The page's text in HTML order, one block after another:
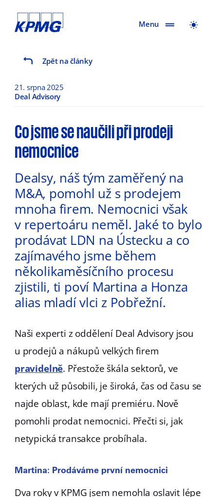
Menu
Zpět na články
21. srpna 2025
Deal Advisory
Co jsme se naučili při prodeji
nemocnice
Dealsy, náš tým zaměřený na
M&A, pomohl už s prodejem
mnoha firem. Nemocnici však
v repertoáru neměl. Jaké to bylo
prodávat LDN na Ústecku a co
zajímavého jsme během
několikaměsíčního procesu
zjistili, ti poví Martina a Honza
alias mladí vlci z Pobřežní.
Naši experti z oddělení Deal Advisory jsou
u prodejů a nákupů velkých firem
pravidelně. Přestože škála sektorů, ve
kterých už působili, je široká, čas od času se
najde oblast, kde mají premiéru. Nově
pomohli prodat nemocnici. Přečti si, jak
netypická transakce probíhala.
Martina: Prodáváme první nemocnici
Dva roky v KPMG jsem nemohla oslavit lépe